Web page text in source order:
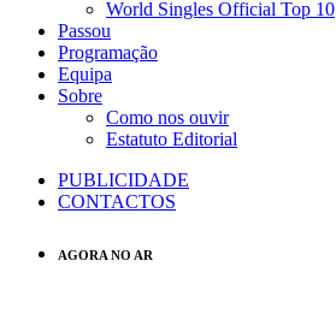
World Singles Official Top 10
Passou
Programação
Equipa
Sobre
Como nos ouvir
Estatuto Editorial
PUBLICIDADE
CONTACTOS
AGORA NO AR